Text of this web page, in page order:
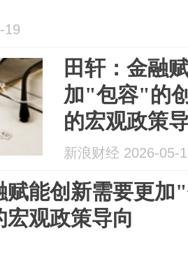
19
田轩：金融
加"包容"的
的宏观政策
新浪财经 2026-05-
赋能创新需要更
宏观政策导向